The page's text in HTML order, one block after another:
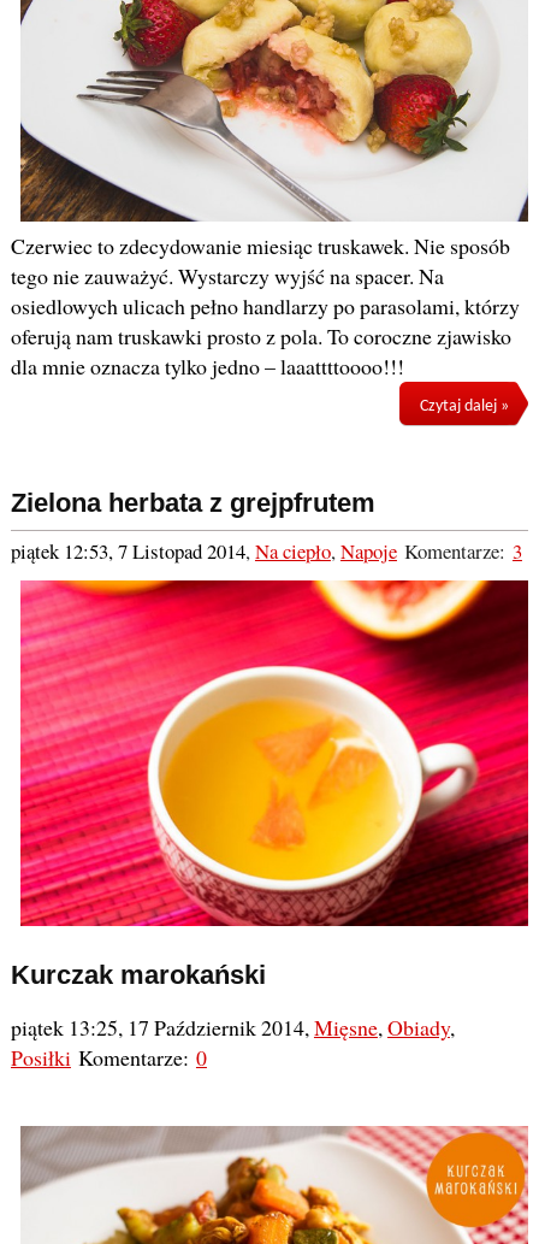
Czerwiec to zdecydowanie miesiąc truskawek. Nie sposób
tego nie zauważyć. Wystarczy wyjść na spacer. Na
osiedlowych ulicach pełno handlarzy po parasolami, którzy
oferują nam truskawki prosto z pola. To coroczne zjawisko
dla mnie oznacza tylko jedno – laaattttoooo!!!
Czytaj dalej »
Zielona herbata z grejpfrutem
piątek 12:53, 7 Listopad 2014,Na ciepło,NapojeKomentarze: 3
Kurczak marokański
piątek 13:25, 17 Październik 2014,Mięsne,Obiady,
PosiłkiKomentarze: 0